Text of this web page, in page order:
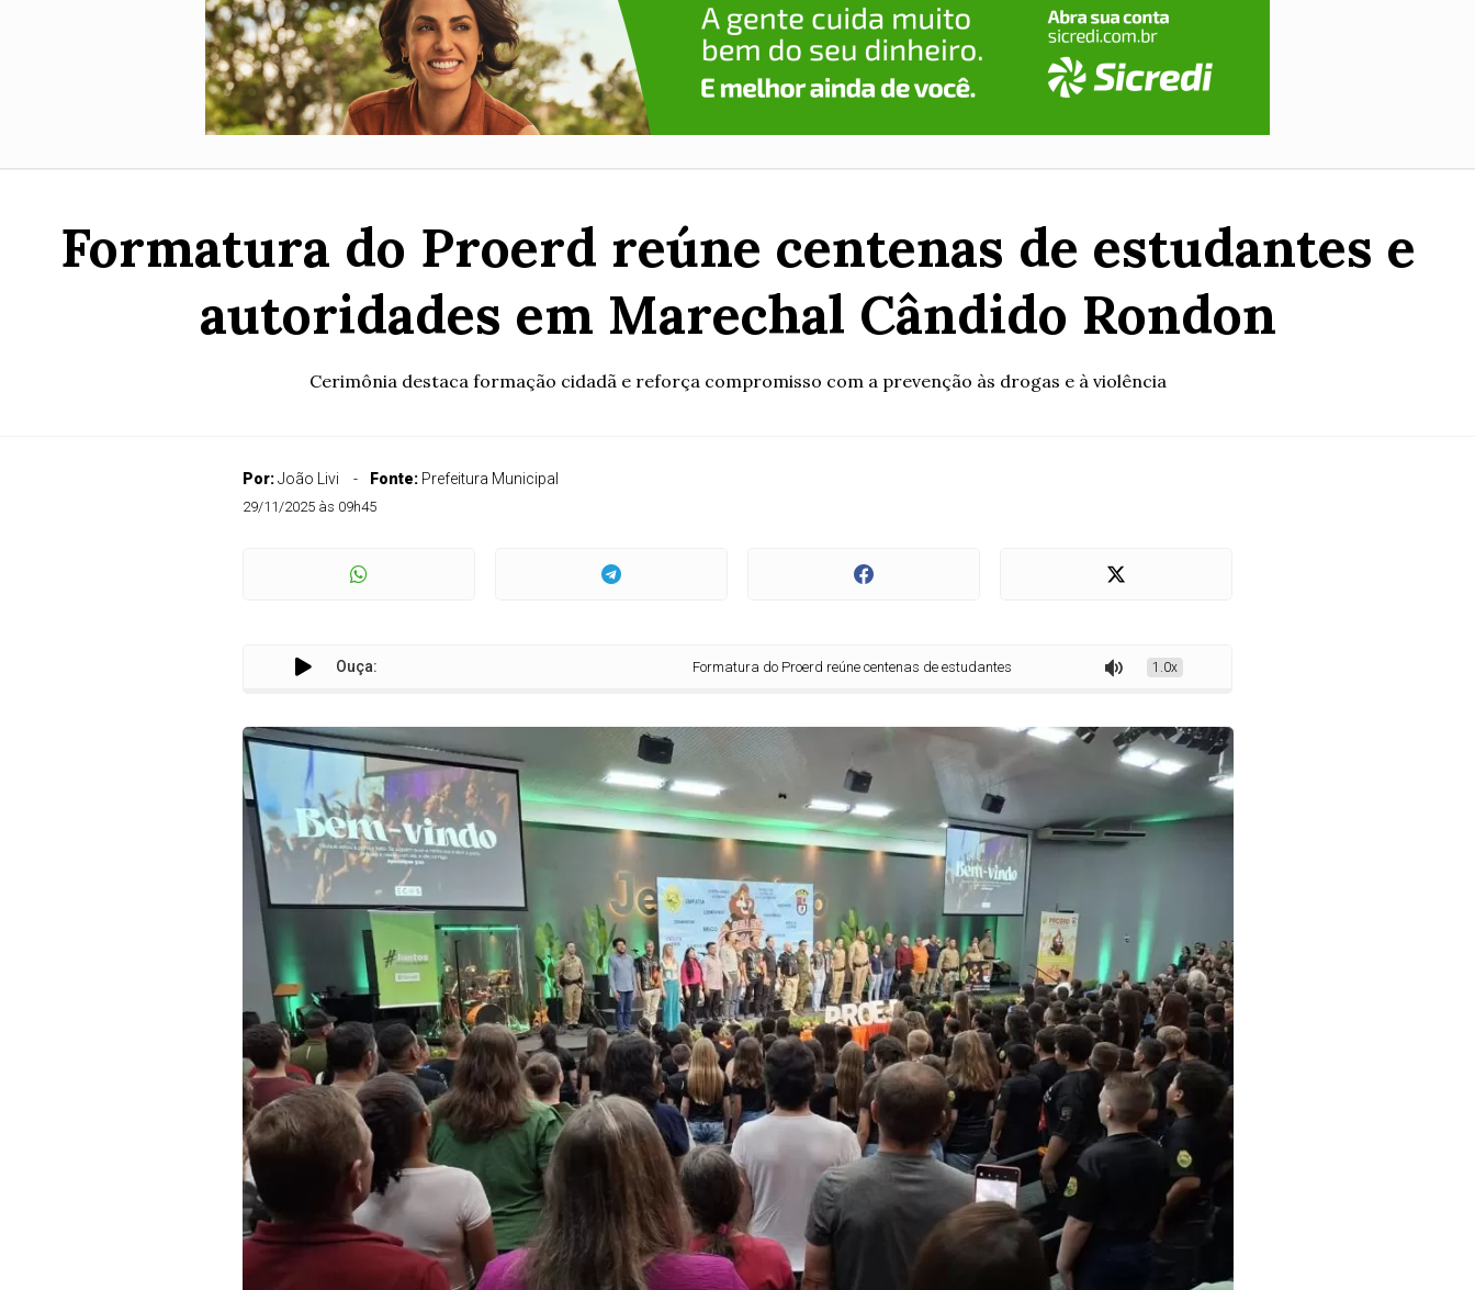
Formatura do Proerd reúne centenas de estudantes e
autoridades em Marechal Cândido Rondon
Cerimônia destaca formação cidadã e reforça compromisso com a prevenção às drogas e à violência
Por:João Livi Fonte: Prefeitura Municipal
29/11/2025 às 09h45
Ouça: Formatura do Proerd reúne centenas de estudantes e autoridades em Marechal Cândido Rondon
1.0x